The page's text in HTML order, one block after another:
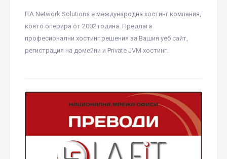
ITA Network Solutions е международна хостинг компания,
която оперира от 2002 година. Предлага
професионални хостинг решения за Вашия уеб сайт,
регистрация на домейни и Private JVM хостинг.